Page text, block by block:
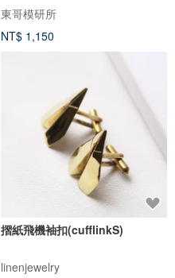
東哥模研所
NT$ 1,150
摺紙飛機袖扣(cufflinkS)
linenjewelry